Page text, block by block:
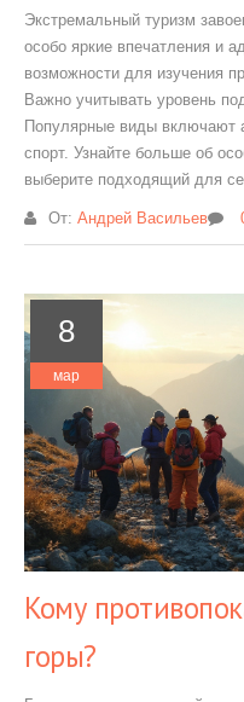
Экстремальный туризм
особо яркие впечатления и
возможности для изучения
Важно учитывать уровень
Популярные виды включают
спорт. Узнайте больше об
выберите подходящий для
От: Андрей Васильев
8
мар
Кому
горы?